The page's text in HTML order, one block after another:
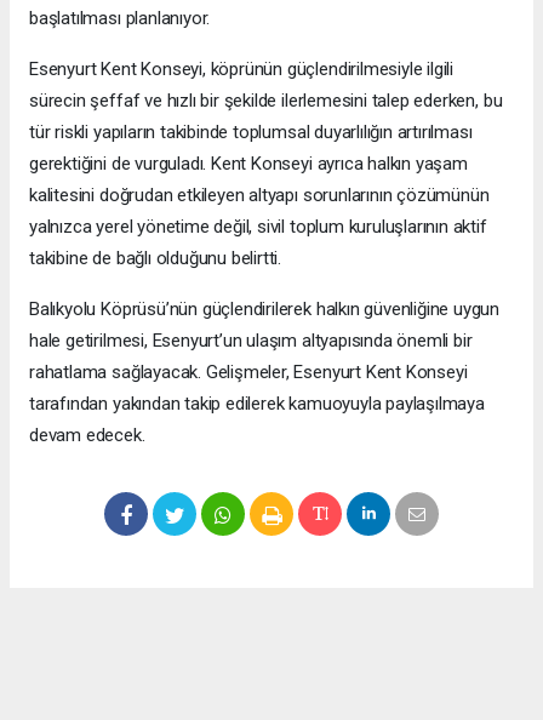
başlatılması planlanıyor.
Esenyurt Kent Konseyi, köprünün güçlendirilmesiyle ilgili
sürecin şeffaf ve hızlı bir şekilde ilerlemesini talep ederken, bu
tür riskli yapıların takibinde toplumsal duyarlılığın artırılması
gerektiğini de vurguladı. Kent Konseyi ayrıca halkın yaşam
kalitesini doğrudan etkileyen altyapı sorunlarının çözümünün
yalnızca yerel yönetime değil, sivil toplum kuruluşlarının aktif
takibine de bağlı olduğunu belirtti.
Balıkyolu Köprüsü’nün güçlendirilerek halkın güvenliğine uygun
hale getirilmesi, Esenyurt’un ulaşım altyapısında önemli bir
rahatlama sağlayacak. Gelişmeler, Esenyurt Kent Konseyi
tarafından yakından takip edilerek kamuoyuyla paylaşılmaya
devam edecek.